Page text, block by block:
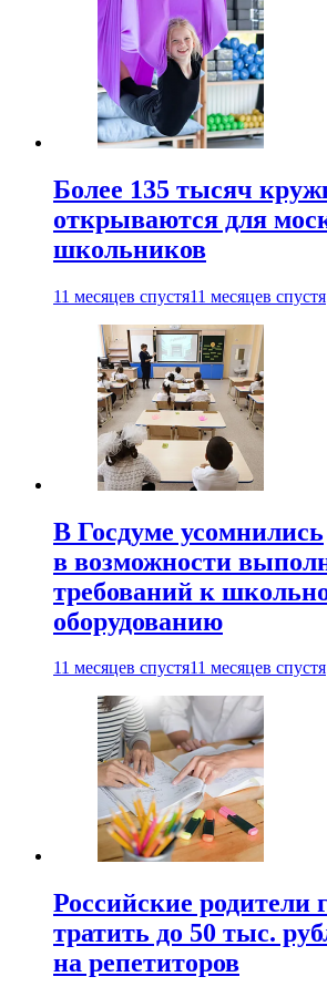
Более 135 тысяч
открываются для
школьников
11 месяцев спустя11 месяцев спустя
В Госдуме усомнились
в возможности
требований к
оборудованию
11 месяцев спустя11 месяцев спустя
Российские родители
тратить до 50 тыс.
на репетиторов